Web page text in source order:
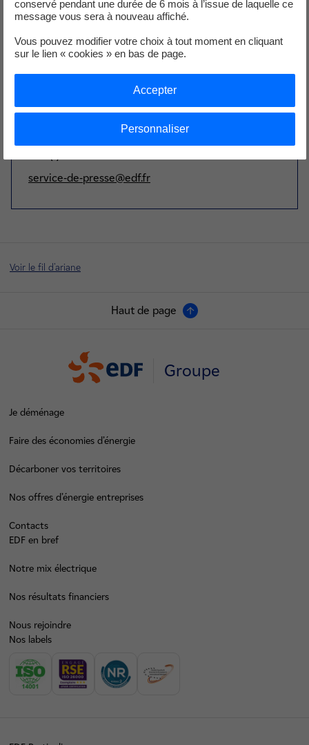
+33 (0) 1 40 42 40 38
Service de Presse
service-de-presse@edf.fr
Voir le fil d'ariane
Haut de page
Groupe
Je déménage
Faire des économies d’énergie
Décarboner vos territoires
Nos offres d’énergie entreprises
Contacts
EDF en bref
Notre mix électrique
Nos résultats financiers
Nous rejoindre
Nos labels
conservé pendant une durée de 6 mois à l’issue de laquelle ce
message vous sera à nouveau affiché.
Vous pouvez modifier votre choix à tout moment en cliquant
sur le lien « cookies » en bas de page.
Personnaliser
Accepter